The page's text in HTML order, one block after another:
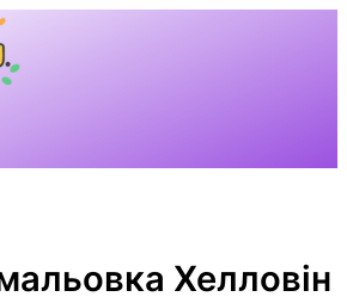
Хелловін